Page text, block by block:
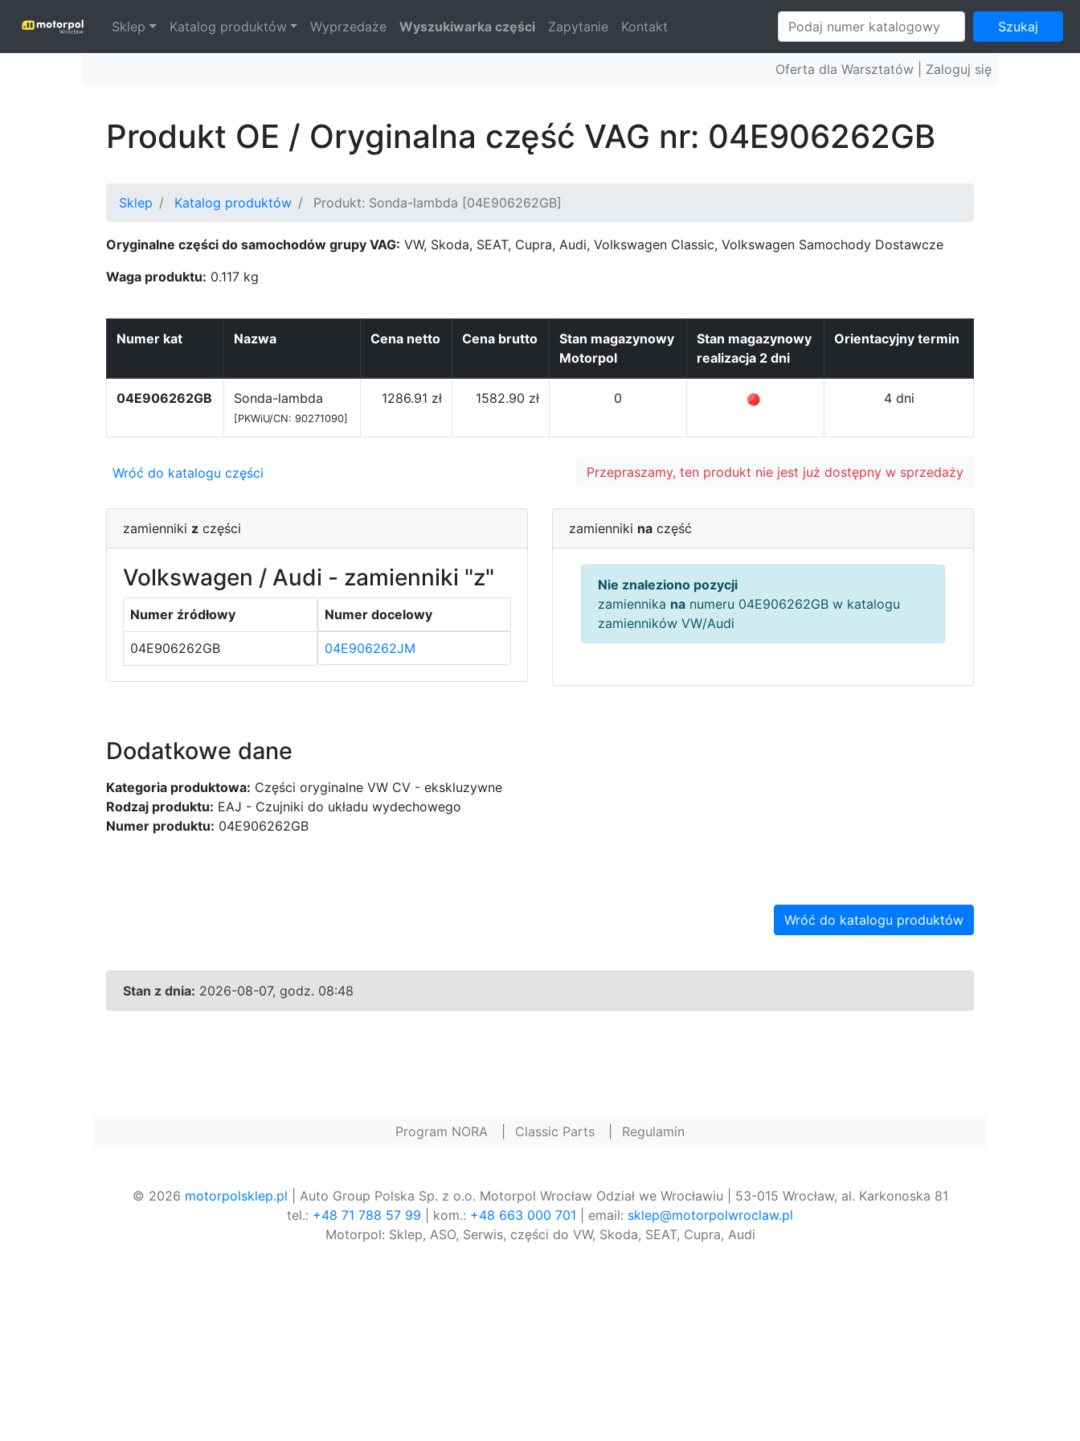
Sklep Katalog produktów Wyprzedaże Wyszukiwarka części Zapytanie Kontakt Szukaj
Oferta dla Warsztatów | Zaloguj się
Produkt OE / Oryginalna część VAG nr: 04E906262GB
Sklep Katalog produktów Produkt: Sonda-lambda [04E906262GB]
Oryginalne części do samochodów grupy VAG: VW, Skoda, SEAT, Cupra, Audi, Volkswagen Classic, Volkswagen Samochody Dostawcze
Waga produktu: 0.117 kg
Numer kat Nazwa Cena netto Cena brutto
Stan magazynowy
Motorpol
Stan magazynowy
realizacja 2 dni
Orientacyjny termin
04E906262GB Sonda-lambda
[PKWiU/CN: 90271090]
1286.91 zł 1582.90 zł 0 4 dni
Wróć do katalogu części Przepraszamy, ten produkt nie jest już dostępny w sprzedaży
zamienniki z części
Volkswagen / Audi - zamienniki "z"
Numer źródłowy Numer docelowy
04E906262GB 04E906262JM
zamienniki na część
Nie znaleziono pozycji
zamiennika na numeru 04E906262GB w katalogu
zamienników VW/Audi
Dodatkowe dane
Kategoria produktowa: Części oryginalne VW CV - ekskluzywne
Rodzaj produktu: EAJ - Czujniki do układu wydechowego
Numer produktu: 04E906262GB
Wróć do katalogu produktów
Stan z dnia: 2026-08-07, godz. 08:48
Program NORA Classic Parts Regulamin
© 2026 motorpolsklep.pl | Auto Group Polska Sp. z o.o. Motorpol Wrocław Odział we Wrocławiu | 53-015 Wrocław, al. Karkonoska 81
tel.: +48 71 788 57 99 | kom.: +48 663 000 701 | email: sklep@motorpolwroclaw.pl
Motorpol: Sklep, ASO, Serwis, części do VW, Skoda, SEAT, Cupra, Audi